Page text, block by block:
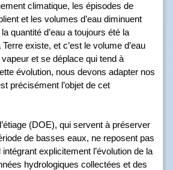
climatique, les épisodes de
et les volumes d’eau diminuent
quantité d’eau a toujours été la
existe, et c’est le volume d’eau
et se déplace qui tend à
évolution, nous devons adapter nos
précisément l’objet de cet
(DOE), qui servent à préserver
de basses eaux, ne reposent pas
explicitement l’évolution de la
hydrologiques collectées et des